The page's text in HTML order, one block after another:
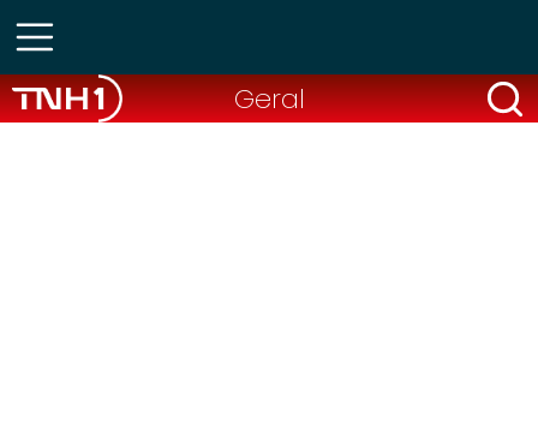
Geral